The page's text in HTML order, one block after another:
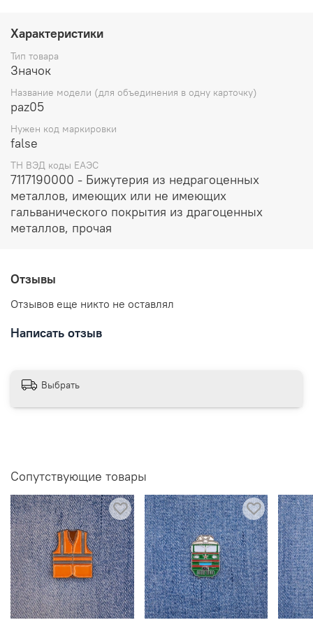
Отправляем в течении 3 рабочих дней с момента
Характеристики
Тип товара
Значок
Название модели (для объединения в одну карточку)
paz05
Нужен код маркировки
false
ТН ВЭД коды ЕАЭС
7117190000 - Бижутерия из недрагоценных
металлов, имеющих или не имеющих
гальванического покрытия из драгоценных
металлов, прочая
Отзывы
Отзывов еще никто не оставлял
Написать отзыв
Выбрать
Сопутствующие товары